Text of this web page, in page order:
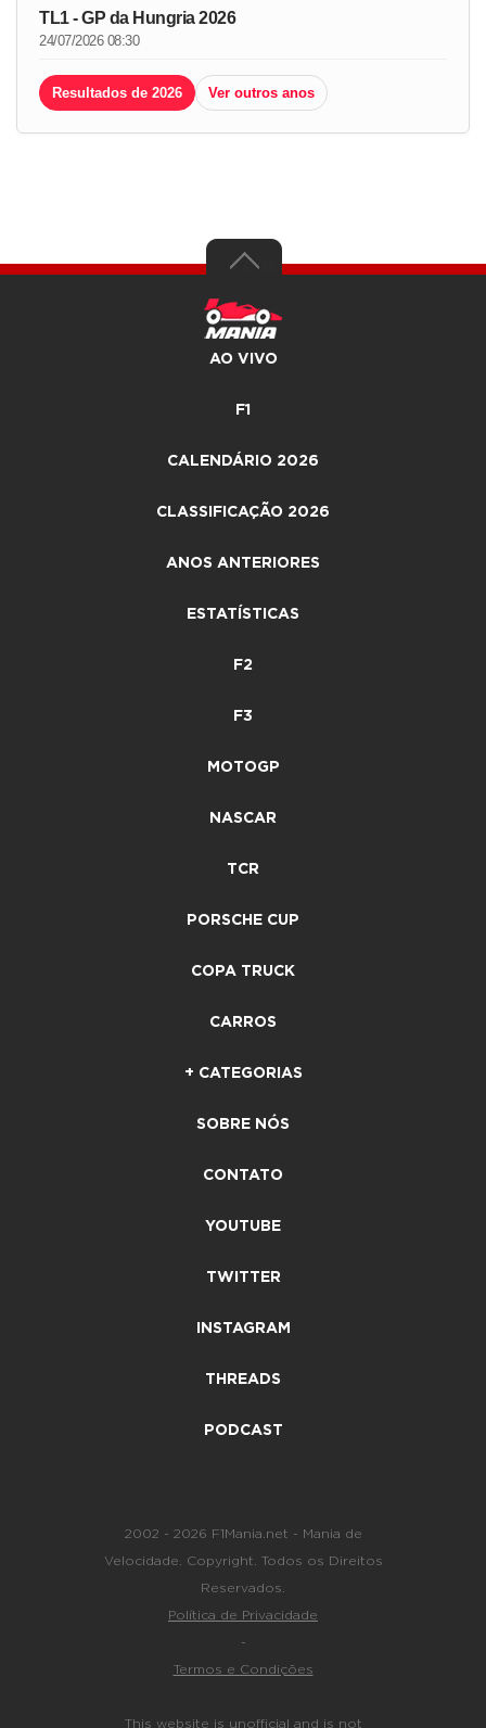
TL1 - GP da Hungria 2026
24/07/2026 08:30
Resultados de 2026 Ver outros anos
AO VIVO
F1
CALENDÁRIO 2026
CLASSIFICAÇÃO 2026
ANOS ANTERIORES
ESTATÍSTICAS
F2
F3
MOTOGP
NASCAR
TCR
PORSCHE CUP
COPA TRUCK
CARROS
+ CATEGORIAS
SOBRE NÓS
CONTATO
YOUTUBE
TWITTER
INSTAGRAM
THREADS
PODCAST
2002 - 2026 F1Mania.net - Mania de
Velocidade. Copyright. Todos os Direitos
Reservados.
Política de Privacidade
-
Termos e Condições
This website is unofficial and is not